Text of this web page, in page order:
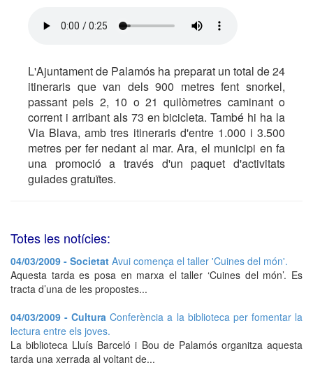
L'Ajuntament de Palamós ha preparat un total de 24
itineraris que van dels 900 metres fent snorkel,
passant pels 2, 10 o 21 quilòmetres caminant o
corrent i arribant als 73 en bicicleta. També hi ha la
Via Blava, amb tres itineraris d'entre 1.000 i 3.500
metres per fer nedant al mar. Ara, el municipi en fa
una promoció a través d'un paquet d'activitats
guiades gratuïtes.
Totes les notícies:
04/03/2009 - Societat Avui comença el taller 'Cuines del món'.
Aquesta tarda es posa en marxa el taller ‘Cuines del món’. Es
tracta d’una de les propostes...
04/03/2009 - CulturaConferència a la biblioteca per fomentar la
lectura entre els joves.
La biblioteca Lluís Barceló i Bou de Palamós organitza aquesta
tarda una xerrada al voltant de...